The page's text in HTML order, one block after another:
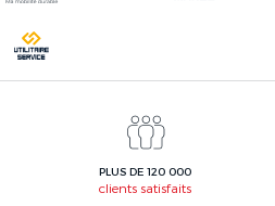
PLUS DE 120 000
clients satisfaits